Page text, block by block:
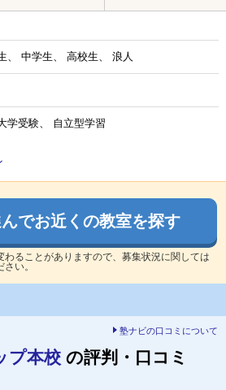
中学生 高校生 浪人
学受験 自立型学習
でお近くの教室を探す
ることがありますので、募集状況に関しては
い。
塾ナビの口コミについて
プ本校 の評判・口コミ